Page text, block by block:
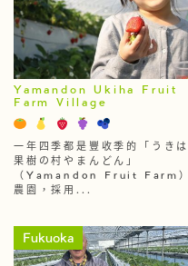
Yamandon Ukiha Fruit
Farm Village
一年四季都是豐收季的「うきは
果樹の村やまんどん」
（Yamandon Fruit Farm）
農園，採用...
Fukuoka